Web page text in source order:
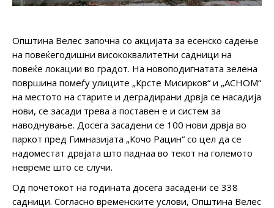
Општина Велес започна со акцијата за есенско садење
на повеќегодишни висококвалитетни садници на
повеќе локации во градот. На новоподигнатата зелена
површина помеѓу улиците „Крсте Мисирков“ и „АСНОМ“
на местото на старите и деградирани дрвја се насадија
нови, се засади трева а поставен е и систем за
наводнување. Досега засадени се 100 нови дрвја во
паркот пред Гимназијата „Кочо Рацин“ со цел да се
надоместат дрвјата што паднаа во текот на големото
невреме што се случи.
Од почетокот на годината досега засадени се 338
садници. Согласно временските услови, Општина Велес